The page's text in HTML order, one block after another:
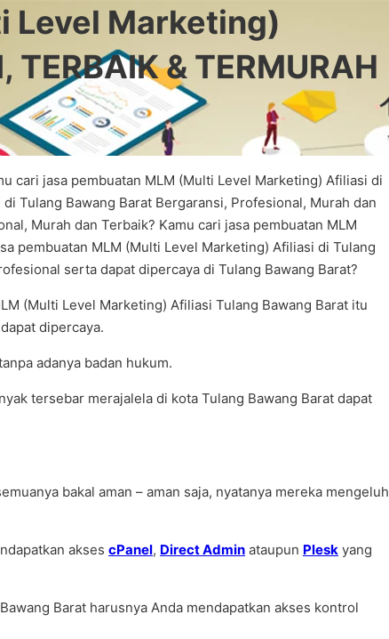
Level Marketing)
& TERMURAH
cari jasa pembuatan MLM (Multi Level Marketing) Afiliasi di
Tulang Bawang Barat Bergaransi, Profesional, Murah dan
Murah dan Terbaik? Kamu cari jasa pembuatan MLM
pembuatan MLM (Multi Level Marketing) Afiliasi di Tulang
serta dapat dipercaya di Tulang Bawang Barat?
(Multi Level Marketing) Afiliasi Tulang Bawang Barat itu
dipercaya.
adanya badan hukum.
tersebar merajalela di kota Tulang Bawang Barat dapat
bakal aman – aman saja, nyatanya mereka mengeluh
akses cPanel, Direct Admin ataupun Plesk yang
Barat harusnya Anda mendapatkan akses kontrol